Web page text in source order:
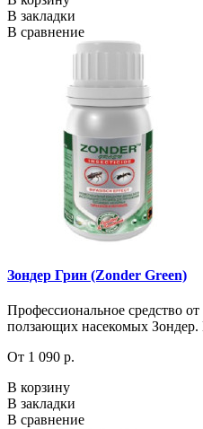
В закладки
В сравнение
Зондер Грин (Zonder Green)
Профессиональное средство
ползающих насекомых Зондер.
От 1 090 р.
В корзину
В закладки
В сравнение